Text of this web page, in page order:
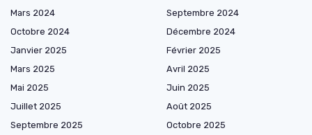
Mars 2024
Septembre 2024
Octobre 2024
Décembre 2024
Janvier 2025
Février 2025
Mars 2025
Avril 2025
Mai 2025
Juin 2025
Juillet 2025
Août 2025
Septembre 2025
Octobre 2025